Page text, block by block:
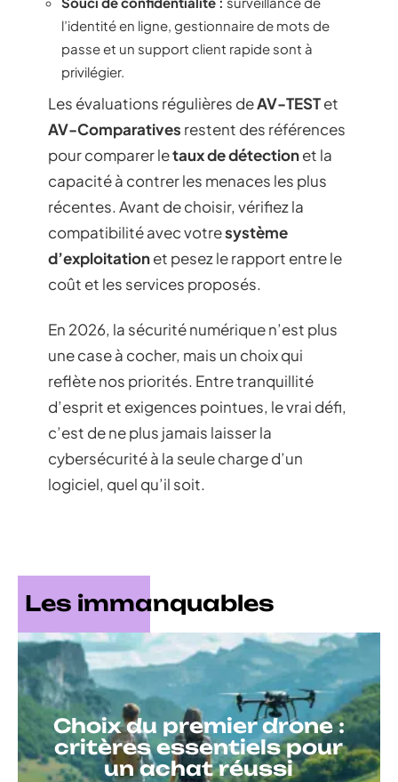
l’identité en ligne, gestionnaire de mots de
passe et un support client rapide sont à
privilégier.
Les évaluations régulières deAV-TESTet
AV-Comparatives restent des références
pour comparer letaux de détectionet la
capacité à contrer les menaces les plus
récentes. Avant de choisir, vérifiez la
compatibilité avec votresystème
d’exploitationet pesez le rapport entre le
coût et les services proposés.
En 2026, la sécurité numérique n’est plus
une case à cocher, mais un choix qui
reflète nos priorités. Entre tranquillité
d’esprit et exigences pointues, le vrai défi,
c’est de ne plus jamais laisser la
cybersécurité à la seule charge d’un
logiciel, quel qu’il soit.
Les immanquables
Choix du premier drone :
critères essentiels pour
un achat réussi